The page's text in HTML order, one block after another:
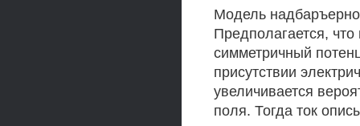
Модель
Предполагается,
симметричный
присутствии
увеличивается
поля. Тогда ток